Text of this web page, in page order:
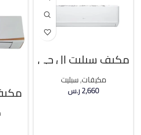
مكيف سبليت ال جي
18400 وحده بارد
مكيفات,سبليت
2,660ر.س
21400